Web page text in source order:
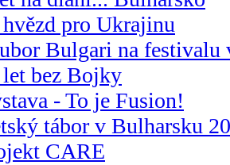
hvězd pro Ukrajinu
Bulgari na festivalu
let bez Bojky
- To je Fusion!
tábor v Bulharsku
CARE